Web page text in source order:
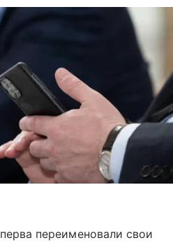
переименовали свои